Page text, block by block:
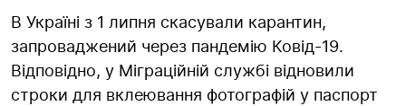
В Україні з 1 липня скасували карантин,
запроваджений через пандемію Ковід-19.
Відповідно, у Міграційній службі відновили
строки для вклеювання фотографій у паспорт